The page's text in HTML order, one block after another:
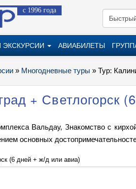
с 1996 года
ЭКСКУРСИИ АВИАБИЛЕТЫ
» Многодневные туры » Тур:
+ Светлогорск
Вальдау, Знакомство с
основных
(6 дней + ж/д или авиа)